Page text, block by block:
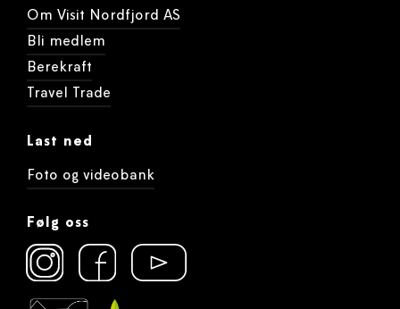
Om Visit Nordfjord AS
Bli medlem
Berekraft
Travel Trade
Last ned
Foto og videobank
Følg oss